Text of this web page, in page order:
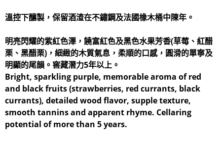
溫控下釀製，保留酒渣在不鏽鋼及法國橡木桶中陳年。
明亮閃耀的紫紅色澤，饒富紅色及黑色水果芳香(草莓、紅醋
栗、黑醋栗)，細緻的木質氣息，柔順的口感，圓滑的單寧及
明顯的尾韻。窖藏潛力5年以上。
Bright, sparkling purple, memorable aroma of red
and black fruits (strawberries, red currants, black
currants), detailed wood flavor, supple texture,
smooth tannins and apparent rhyme. Cellaring
potential of more than 5 years.